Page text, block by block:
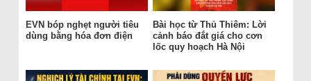
EVN bóp nghẹt người tiêu
dùng bằng hóa đơn điện
Bài học từ Thủ Thiêm: Lời
cảnh báo đắt giá cho cơn
lốc quy hoạch Hà Nội